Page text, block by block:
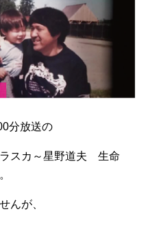
分放送の
ラスカ～星野道夫 生命
んが、